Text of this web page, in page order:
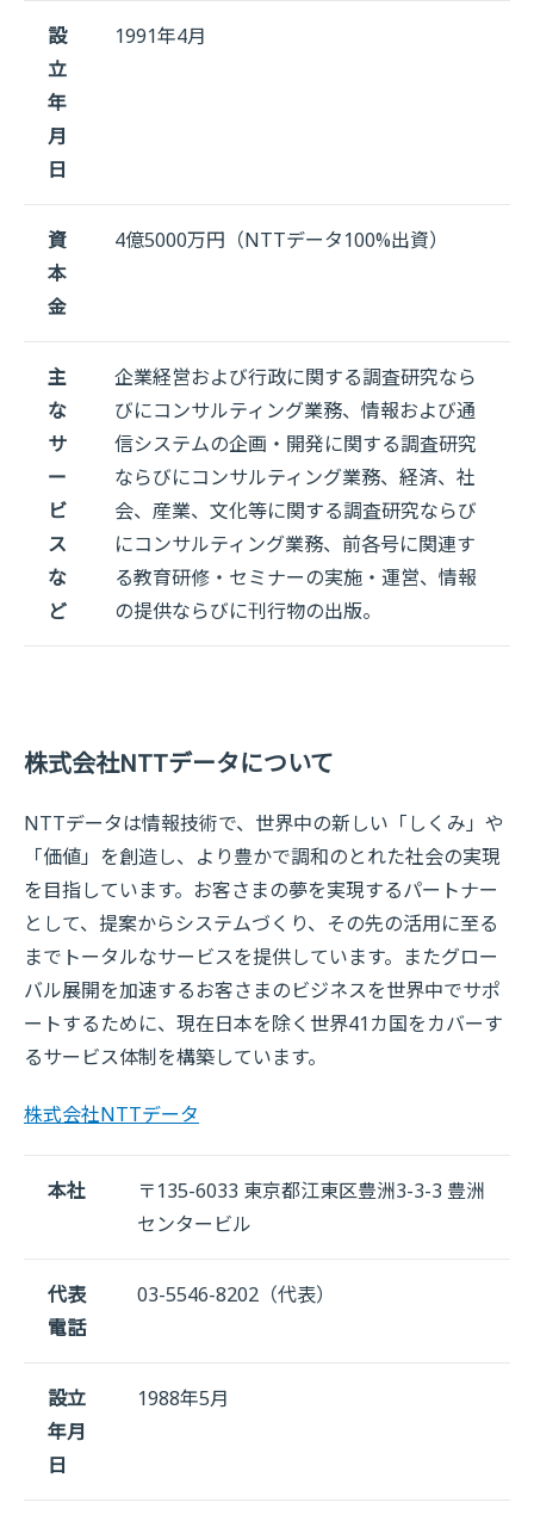
設
立
年
月
日
1991年4月
資
本
金
4億5000万円（NTTデータ100%出資）
主
な
サ
ー
ビ
ス
な
ど
企業経営および行政に関する調査研究なら
びにコンサルティング業務、情報および通
信システムの企画・開発に関する調査研究
ならびにコンサルティング業務、経済、社
会、産業、文化等に関する調査研究ならび
にコンサルティング業務、前各号に関連す
る教育研修・セミナーの実施・運営、情報
の提供ならびに刊行物の出版。
株式会社NTTデータについて
NTTデータは情報技術で、世界中の新しい「しくみ」や
「価値」を創造し、より豊かで調和のとれた社会の実現
を目指しています。お客さまの夢を実現するパートナー
として、提案からシステムづくり、その先の活用に至る
までトータルなサービスを提供しています。またグロー
バル展開を加速するお客さまのビジネスを世界中でサポ
ートするために、現在日本を除く世界41カ国をカバーす
るサービス体制を構築しています。
株式会社NTTデータ
本社
〒135-6033 東京都江東区豊洲3-3-3 豊洲
センタービル
代表
電話
03-5546-8202（代表）
設立
年月
日
1988年5月